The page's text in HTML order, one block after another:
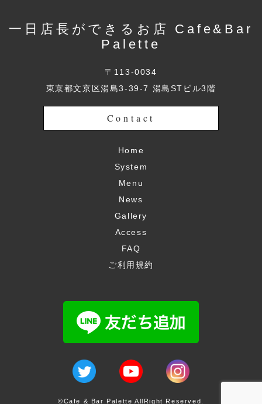
一日店長ができるお店 Cafe&Bar
Palette
〒113-0034
東京都文京区湯島3-39-7 湯島STビル3階
Contact
Home
System
Menu
News
Gallery
Access
FAQ
ご利用規約
©Cafe & Bar Palette AllRight Reserved.